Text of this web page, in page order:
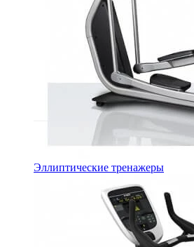
Эллиптические тренажеры